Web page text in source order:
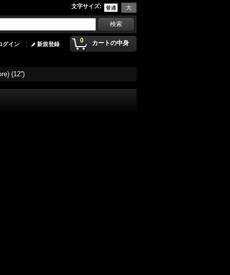
文字サイズ:
0 カートの中身
グイン 新規登録
(12'')